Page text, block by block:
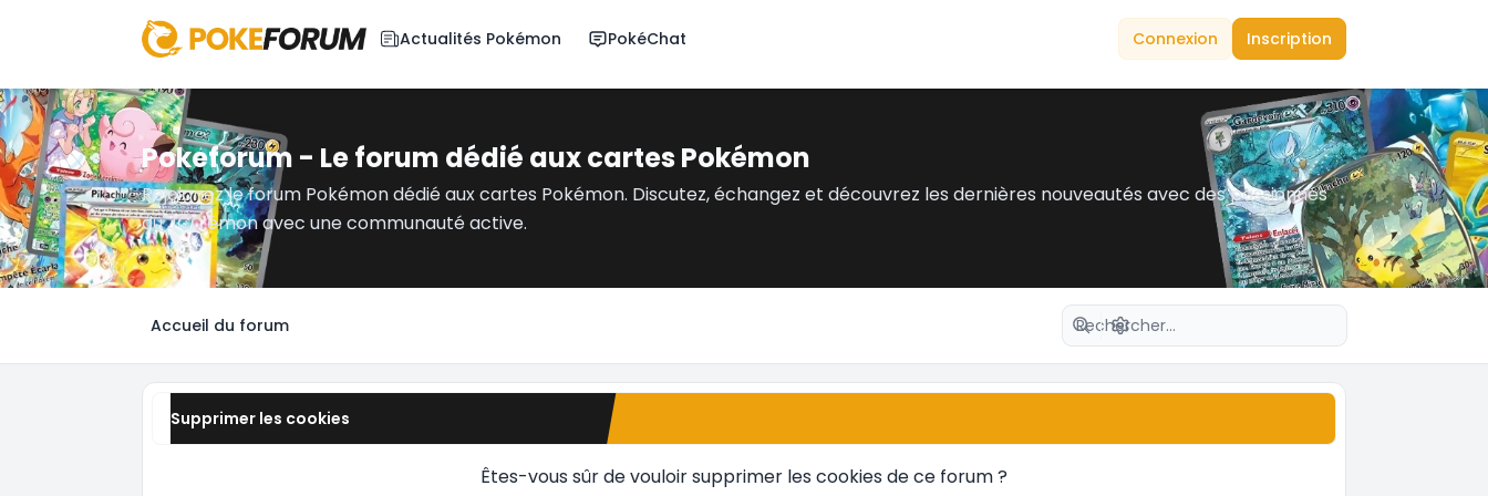
Actualités Pokémon PokéChat Connexion Inscription
Pokeforum - Le forum dédié aux cartes Pokémon
Rejoignez le forum Pokémon dédié aux cartes Pokémon. Discutez, échangez et découvrez les dernières nouveautés avec des passionnés
du JCC.émon avec une communauté active.
Accueil du forum Recherche avancée
Supprimer les cookies
Êtes-vous sûr de vouloir supprimer les cookies de ce forum ?